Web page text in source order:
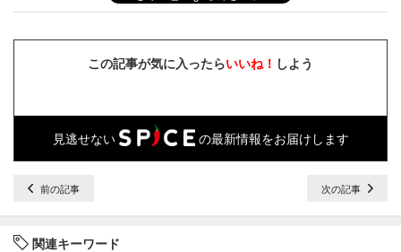
この記事が気に入ったらいいね！ しよう
見逃せない の最新情報をお届けします
前の記事 次の記事
関連キーワード